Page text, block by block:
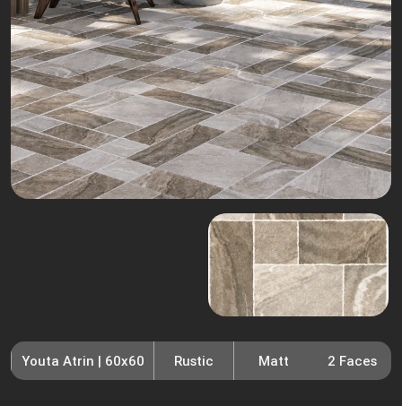
2 Faces
Matt
Rustic
Youta Atrin | 60x60